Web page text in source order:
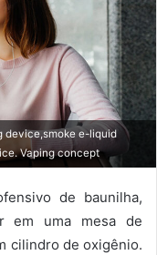
device,smoke e-liquid
Vaping concept
de baunilha,
em uma mesa de
cilindro de oxigênio.